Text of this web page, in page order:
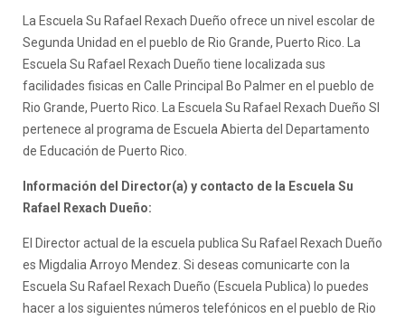
La Escuela Su Rafael Rexach Dueño ofrece un nivel escolar de
Segunda Unidad en el pueblo de Rio Grande, Puerto Rico. La
Escuela Su Rafael Rexach Dueño tiene localizada sus
facilidades fisicas en Calle Principal Bo Palmer en el pueblo de
Rio Grande, Puerto Rico. La Escuela Su Rafael Rexach Dueño SI
pertenece al programa de Escuela Abierta del Departamento
de Educación de Puerto Rico.
Información del Director(a) y contacto de la Escuela Su
Rafael Rexach Dueño:
El Director actual de la escuela publica Su Rafael Rexach Dueño
es Migdalia Arroyo Mendez. Si deseas comunicarte con la
Escuela Su Rafael Rexach Dueño (Escuela Publica) lo puedes
hacer a los siguientes números telefónicos en el pueblo de Rio